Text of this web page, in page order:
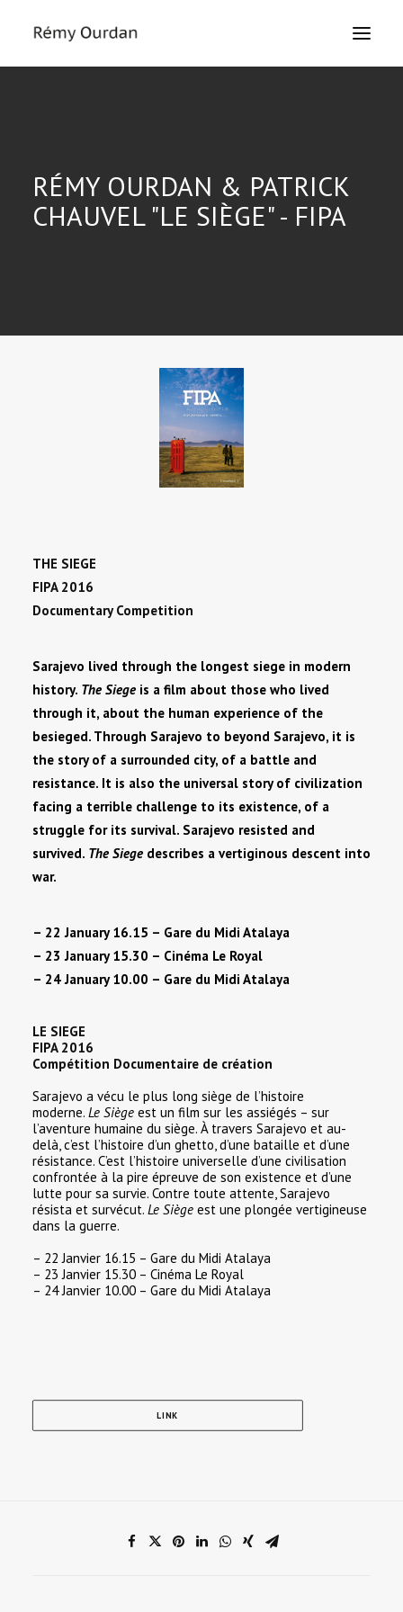
NEWS
RÉMY OURDAN & PATRICK
CHAUVEL "LE SIÈGE" - FIPA
THE SIEGE
FIPA 2016
Documentary Competition
Sarajevo lived through the longest siege in modern
history. The Siege is a film about those who lived
through it, about the human experience of the
besieged. Through Sarajevo to beyond Sarajevo, it is
the story of a surrounded city, of a battle and
resistance. It is also the universal story of civilization
facing a terrible challenge to its existence, of a
struggle for its survival. Sarajevo resisted and
survived. The Siege describes a vertiginous descent into
war.
– 22 January 16.15 – Gare du Midi Atalaya
– 23 January 15.30 – Cinéma Le Royal
– 24 January 10.00 – Gare du Midi Atalaya
LE SIEGE
FIPA 2016
Compétition Documentaire de création
Sarajevo a vécu le plus long siège de l’histoire
moderne. Le Siège est un film sur les assiégés – sur
l’aventure humaine du siège. À travers Sarajevo et au-
delà, c’est l’histoire d’un ghetto, d’une bataille et d’une
résistance. C’est l’histoire universelle d’une civilisation
confrontée à la pire épreuve de son existence et d’une
lutte pour sa survie. Contre toute attente, Sarajevo
résista et survécut. Le Siège est une plongée vertigineuse
dans la guerre.
– 22 Janvier 16.15 – Gare du Midi Atalaya
– 23 Janvier 15.30 – Cinéma Le Royal
– 24 Janvier 10.00 – Gare du Midi Atalaya
LINK